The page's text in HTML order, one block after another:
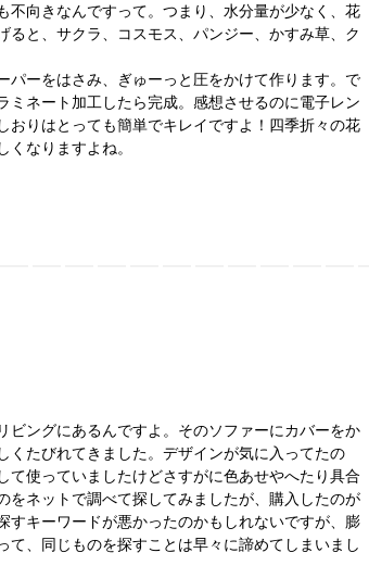
不向きなんですって。つまり、水分量が少なく、花
と、サクラ、コスモス、パンジー、かすみ草、ク
パーをはさみ、ぎゅーっと圧をかけて作ります。で
ミネート加工したら完成。感想させるのに電子レン
おりはとっても簡単でキレイですよ！四季折々の花
なりますよね。
ビングにあるんですよ。そのソファーにカバーをか
くたびれてきました。デザインが気に入ってたの
て使っていましたけどさすがに色あせやへたり具合
をネットで調べて探してみましたが、購入したのが
キーワードが悪かったのかもしれないですが、膨
て、同じものを探すことは早々に諦めてしまいまし